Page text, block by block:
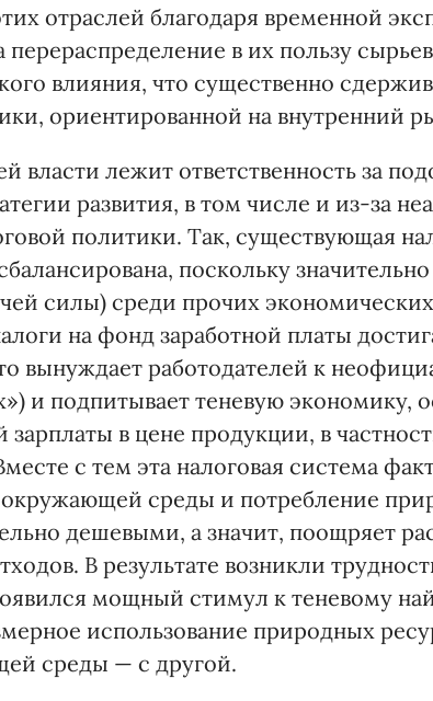
отраслей благодаря временной
перераспределение в их пользу
влияния, что существенно
ориентированной на внутренний
власти лежит ответственность за
развития, в том числе и из-за
политики. Так, существующая
поскольку
силы) среди прочих
на фонд заработной платы
вынуждает работодателей к
и подпитывает теневую экономику,
зарплаты в цене продукции, в
с тем эта налоговая система
окружающей среды и потребление
дешевыми, а значит, поощряет
В результате возникли
мощный стимул к теневому
использование природных
среды — с другой.